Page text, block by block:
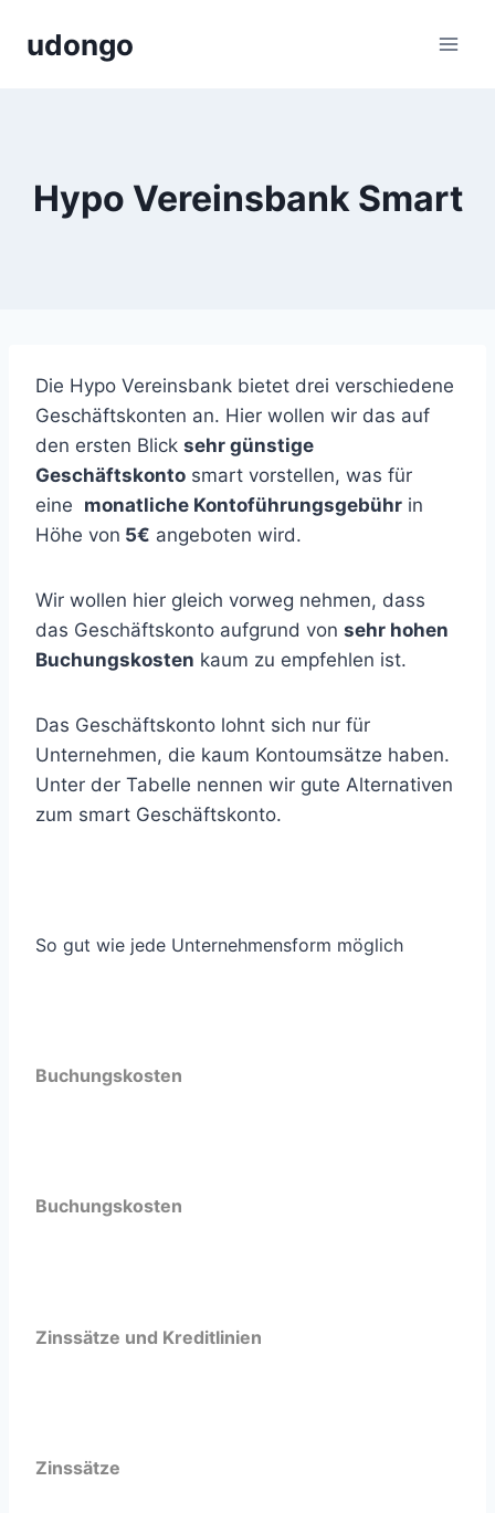
Inhaltudongo
Hypo Vereinsbank Smart
Die Hypo Vereinsbank bietet drei verschiedene
Geschäftskonten an. Hier wollen wir das auf
den ersten Blick sehr günstige
Geschäftskonto smart vorstellen, was für
eine monatliche Kontoführungsgebühr in
Höhe von 5€ angeboten wird.
Wir wollen hier gleich vorweg nehmen, dass
das Geschäftskonto aufgrund von sehr hohen
Buchungskosten kaum zu empfehlen ist.
Das Geschäftskonto lohnt sich nur für
Unternehmen, die kaum Kontoumsätze haben.
Unter der Tabelle nennen wir gute Alternativen
zum smart Geschäftskonto.
So gut wie jede Unternehmensform möglich
Buchungskosten
Buchungskosten
Zinssätze und Kreditlinien
Zinssätze